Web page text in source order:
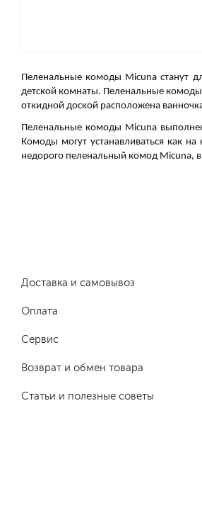
Пеленальные комоды Micuna станут
детской комнаты. Пеленальные
откидной доской расположена
Пеленальные комоды Micuna
Комоды могут устанавливаться как
недорого пеленальный комод Micuna,
Доставка и самовывоз
Оплата
Сервис
Возврат и обмен товара
Статьи и полезные советы